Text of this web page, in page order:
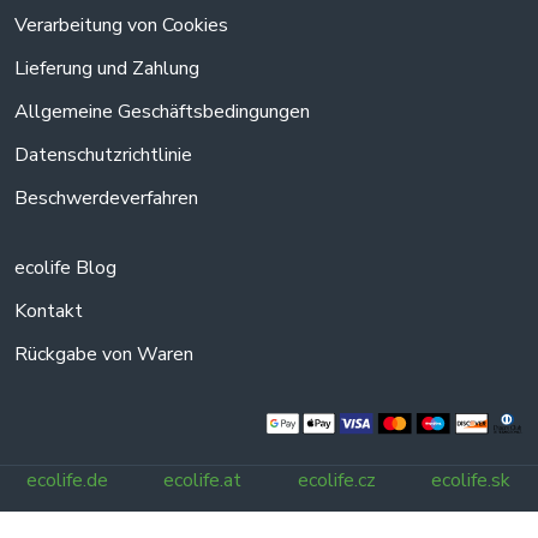
Verarbeitung von Cookies
Lieferung und Zahlung
Allgemeine Geschäftsbedingungen
Datenschutzrichtlinie
Beschwerdeverfahren
ecolife Blog
Kontakt
Rückgabe von Waren
ecolife.de ecolife.at ecolife.cz ecolife.sk